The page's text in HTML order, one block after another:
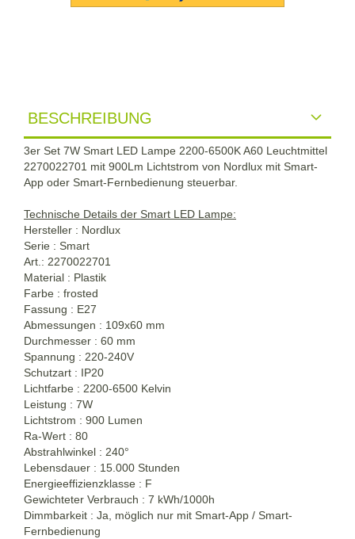
BESCHREIBUNG
3er Set 7W Smart LED Lampe 2200-6500K A60 Leuchtmittel
2270022701 mit 900Lm Lichtstrom von Nordlux mit Smart-
App oder Smart-Fernbedienung steuerbar.
Technische Details der Smart LED Lampe:
Hersteller : Nordlux
Serie : Smart
Art.: 2270022701
Material : Plastik
Farbe : frosted
Fassung : E27
Abmessungen : 109x60 mm
Durchmesser : 60 mm
Spannung : 220-240V
Schutzart : IP20
Lichtfarbe : 2200-6500 Kelvin
Leistung : 7W
Lichtstrom : 900 Lumen
Ra-Wert : 80
Abstrahlwinkel : 240°
Lebensdauer : 15.000 Stunden
Energieeffizienzklasse : F
Gewichteter Verbrauch : 7 kWh/1000h
Dimmbarkeit : Ja, möglich nur mit Smart-App / Smart-
Fernbedienung